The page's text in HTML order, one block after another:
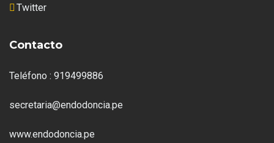
Twitter
Contacto
Teléfono : 919499886
secretaria@endodoncia.pe
www.endodoncia.pe